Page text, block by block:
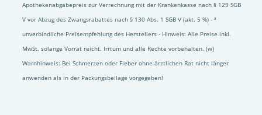
Apothekenabgabepreis zur Verrechnung mit der Krankenkasse nach § 129 SGB
V vor Abzug des Zwangsrabattes nach § 130 Abs. 1 SGB V (akt. 5 %) - ³
unverbindliche Preisempfehlung des Herstellers - Hinweis: Alle Preise inkl.
MwSt. solange Vorrat reicht. Irrtum und alle Rechte vorbehalten. (w)
Warnhinweis: Bei Schmerzen oder Fieber ohne ärztlichen Rat nicht länger
anwenden als in der Packungsbeilage vorgegeben!